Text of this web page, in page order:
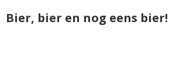
Bier, bier en nog eens bier!